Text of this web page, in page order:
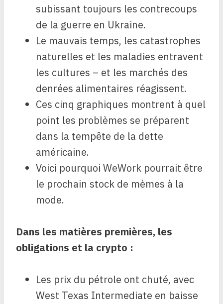
subissant toujours les contrecoups
de la guerre en Ukraine.
Le mauvais temps, les catastrophes
naturelles et les maladies entravent
les cultures – et les marchés des
denrées alimentaires réagissent.
Ces cinq graphiques montrent à quel
point les problèmes se préparent
dans la tempête de la dette
américaine.
Voici pourquoi WeWork pourrait être
le prochain stock de mèmes à la
mode.
Dans les matières premières, les
obligations et la crypto :
Les prix du pétrole ont chuté, avec
West Texas Intermediate en baisse